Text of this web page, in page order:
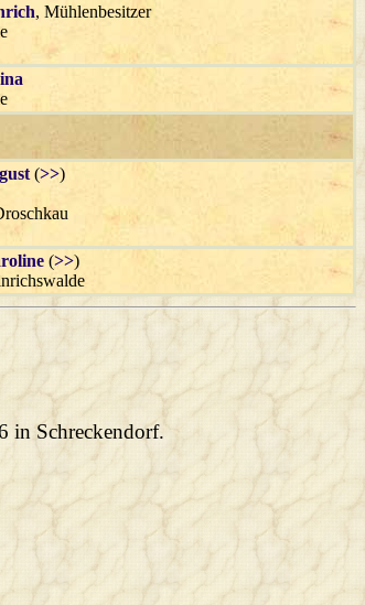
, Mühlenbesitzer
(>>)
(>>)
in Schreckendorf.